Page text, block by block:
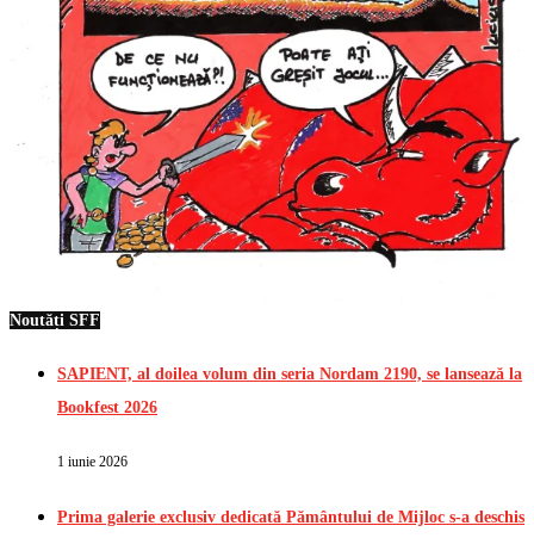
Noutăți SFF
SAPIENT, al doilea volum din seria Nordam 2190, se lansează la
Bookfest 2026
1 iunie 2026
Prima galerie exclusiv dedicată Pământului de Mijloc s-a deschis